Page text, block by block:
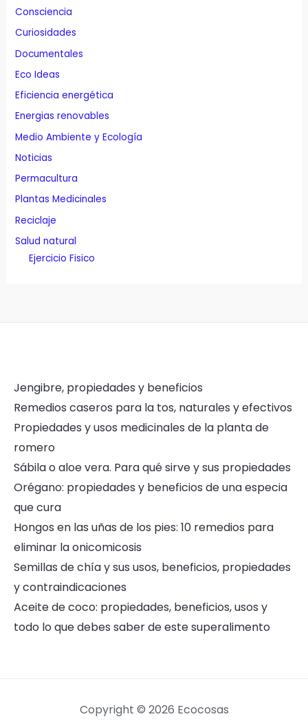
Consciencia
Curiosidades
Documentales
Eco Ideas
Eficiencia energética
Energias renovables
Medio Ambiente y Ecología
Noticias
Permacultura
Plantas Medicinales
Reciclaje
Salud natural
Ejercicio Fisico
Jengibre, propiedades y beneficios
Remedios caseros para la tos, naturales y efectivos
Propiedades y usos medicinales de la planta de
romero
Sábila o aloe vera. Para qué sirve y sus propiedades
Orégano: propiedades y beneficios de una especia
que cura
Hongos en las uñas de los pies: 10 remedios para
eliminar la onicomicosis
Semillas de chía y sus usos, beneficios, propiedades
y contraindicaciones
Aceite de coco: propiedades, beneficios, usos y
todo lo que debes saber de este superalimento
Copyright © 2026 Ecocosas